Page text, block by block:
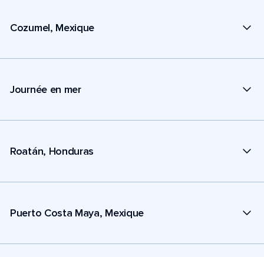
Cozumel, Mexique
Journée en mer
Roatán, Honduras
Puerto Costa Maya, Mexique